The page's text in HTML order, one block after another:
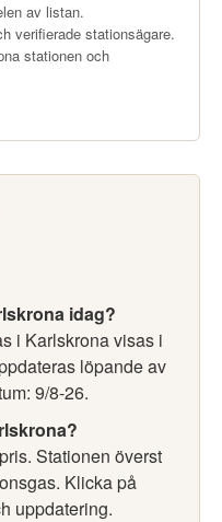
av listan.
verifierade stationsägare.
stationen och
idag?
i Karlskrona visas i
löpande av
9/8-26.
Stationen överst
Klicka på
uppdatering.